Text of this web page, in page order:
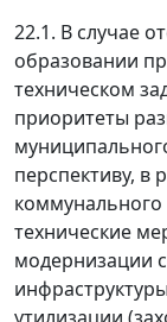
22.1. В случае
образовании
техническом
приоритеты
перспективу, в
коммунального
технические
модернизации